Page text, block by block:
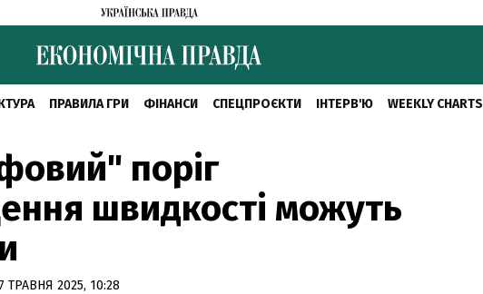
ПРАВИЛА ГРИ ФІНАНСИ СПЕЦПРОЄКТИ ІНТЕРВ'Ю WEEKLY CHARTS
поріг
швидкості можуть
ТРАВНЯ 2025, 10:28